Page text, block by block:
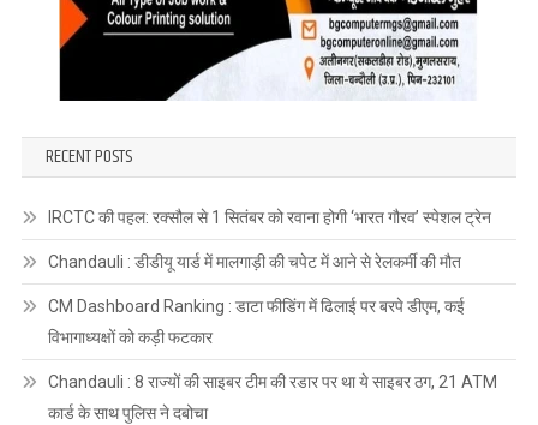
RECENT POSTS
IRCTC की पहल: रक्सौल से 1 सितंबर को रवाना होगी ‘भारत गौरव’ स्पेशल ट्रेन
Chandauli : डीडीयू यार्ड में मालगाड़ी की चपेट में आने से रेलकर्मी की मौत
CM Dashboard Ranking : डाटा फीडिंग में ढिलाई पर बरपे डीएम, कई
विभागाध्यक्षों को कड़ी फटकार
Chandauli : 8 राज्यों की साइबर टीम की रडार पर था ये साइबर ठग, 21 ATM
कार्ड के साथ पुलिस ने दबोचा